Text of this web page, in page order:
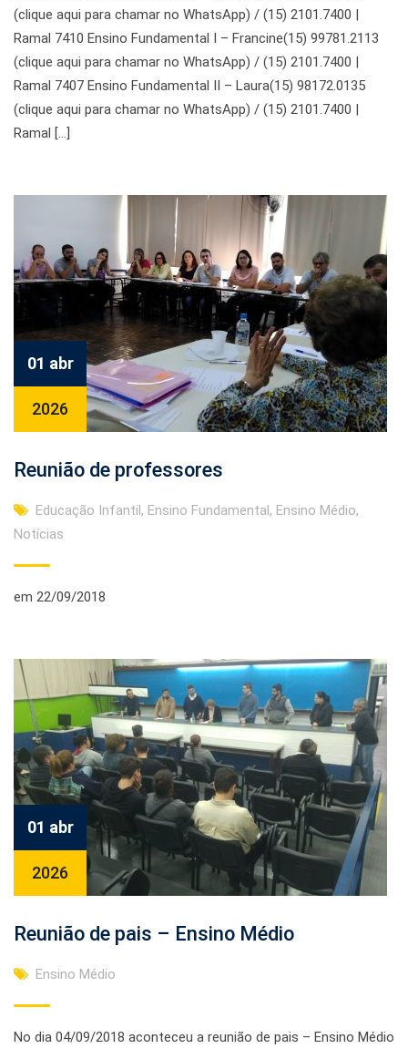
(clique aqui para chamar no WhatsApp) / (15) 2101.7400 |
Ramal 7410 Ensino Fundamental I – Francine(15) 99781.2113
(clique aqui para chamar no WhatsApp) / (15) 2101.7400 |
Ramal 7407 Ensino Fundamental II – Laura(15) 98172.0135
(clique aqui para chamar no WhatsApp) / (15) 2101.7400 |
Ramal […]
01 abr
2026
Reunião de professores
Educação Infantil, Ensino Fundamental, Ensino Médio,
Notícias
em 22/09/2018
01 abr
2026
Reunião de pais – Ensino Médio
Ensino Médio
No dia 04/09/2018 aconteceu a reunião de pais – Ensino Médio